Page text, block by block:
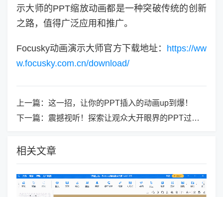
示大师的PPT缩放动画都是一种突破传统的创新
之路，值得广泛应用和推广。
Focusky动画演示大师官方下载地址： https://ww
w.focusky.com.cn/download/
上一篇： 这一招，让你的PPT插入的动画up到爆！
下一篇： 震撼视听！探索让观众大开眼界的PPT过渡动画！
相关文章